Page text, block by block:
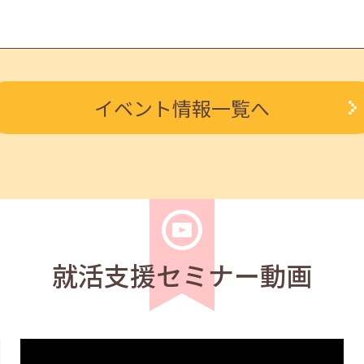
を知る人事担当者へのインタビューセミナー 12:50～13:20
ルを知る人事担当者へのインタビューセミナー 12:40～
イベント情報一覧へ
就活支援セミナー動画